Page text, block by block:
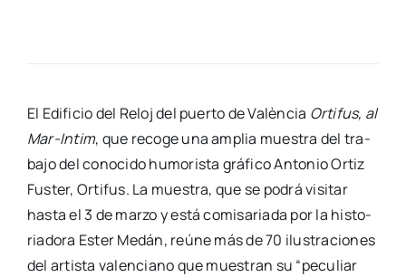
El Edi­fi­cio del Reloj del puer­to de Valèn­cia Orti­fus, al
Mar-Intim, que reco­ge una amplia mues­tra del tra­
ba­jo del cono­ci­do humo­ris­ta grá­fi­co Anto­nio Ortiz
Fus­ter, Orti­fus. La mues­tra, que se podrá visi­tar
has­ta el 3 de mar­zo y está comi­sa­ria­da por la his­to­
ria­do­ra Ester Medán, reúne más de 70 ilus­tra­cio­nes
del artis­ta valen­ciano que mues­tran su “pecu­liar